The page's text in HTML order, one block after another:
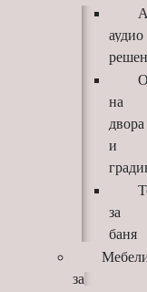
аудио
на
двора
и
за
баня
за